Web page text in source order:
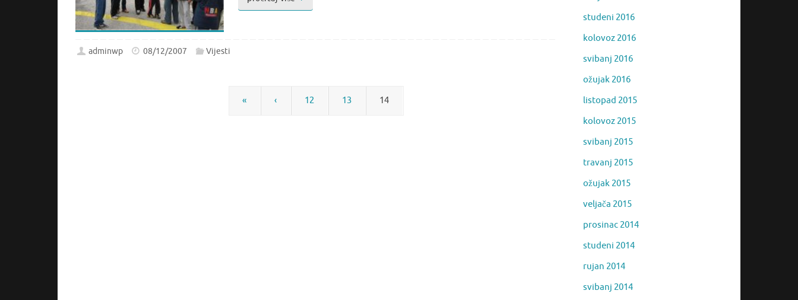
adminwp 08/12/2007 Vijesti
« ‹ 12 13 14
studeni 2016
kolovoz 2016
svibanj 2016
ožujak 2016
listopad 2015
kolovoz 2015
svibanj 2015
travanj 2015
ožujak 2015
veljača 2015
prosinac 2014
studeni 2014
rujan 2014
svibanj 2014